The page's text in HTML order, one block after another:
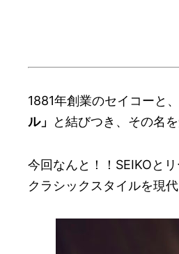
1881年創業のセイコーと
ル」
と結びつき、その名
今回なんと！！SEIKOと
クラシックスタイルを現